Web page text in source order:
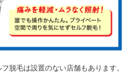
脱毛は設置のない店舗もあります。